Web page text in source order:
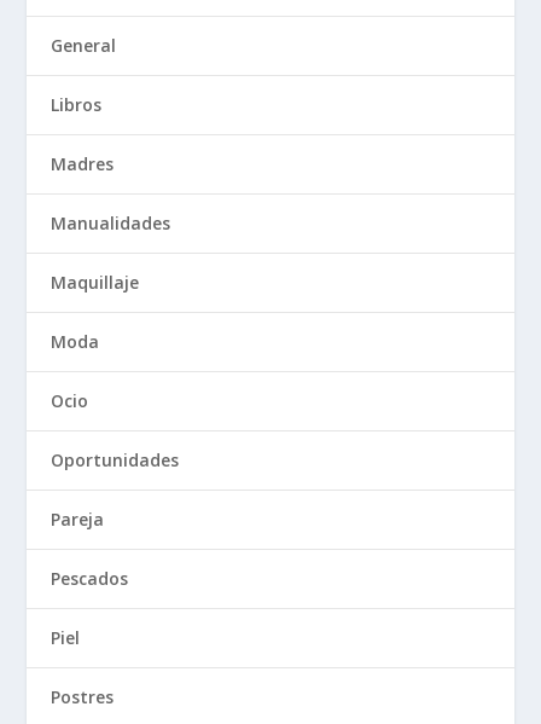
General
Libros
Madres
Manualidades
Maquillaje
Moda
Ocio
Oportunidades
Pareja
Pescados
Piel
Postres